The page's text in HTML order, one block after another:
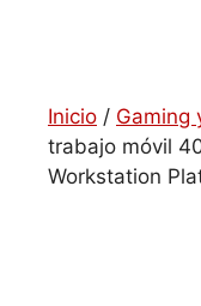
Inicio / Gaming
trabajo móvil
Workstation